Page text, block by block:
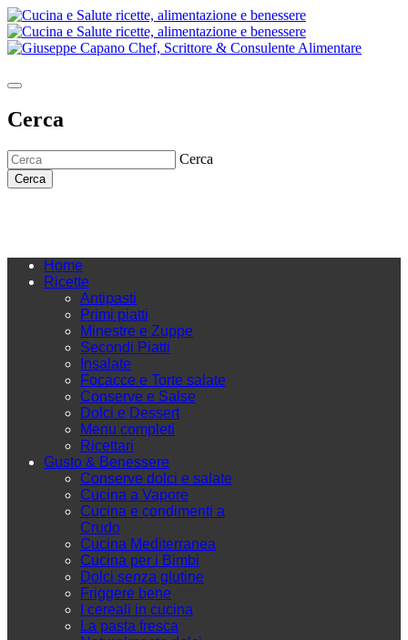
Cerca
Cerca
Cerca
Home
Ricette
Antipasti
Primi piatti
Minestre e Zuppe
Secondi Piatti
Insalate
Focacce e Torte salate
Conserve e Salse
Dolci e Dessert
Menu completi
Ricettari
Gusto & Benessere
Conserve dolci e salate
Cucina a Vapore
Cucina e condimenti a
Crudo
Cucina Mediterranea
Cucina per i Bimbi
Dolci senza glutine
Friggere bene
I cereali in cucina
La pasta fresca